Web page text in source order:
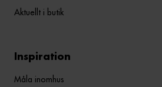
Aktuellt i butik
Inspiration
Måla inomhus